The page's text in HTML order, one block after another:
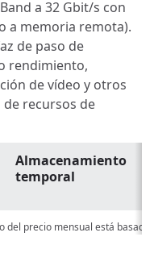
a 32 Gbit/s con
a memoria remota).
de paso de
rendimiento,
de vídeo y otros
recursos de
Almacenamiento
temporal
del precio mensual está